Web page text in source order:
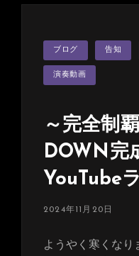
カ
ゴ
ー
ブログ 告知
演奏動画
～完全制
DOWN完
YouTube
投
2024年11月20日
ようやく寒くなり